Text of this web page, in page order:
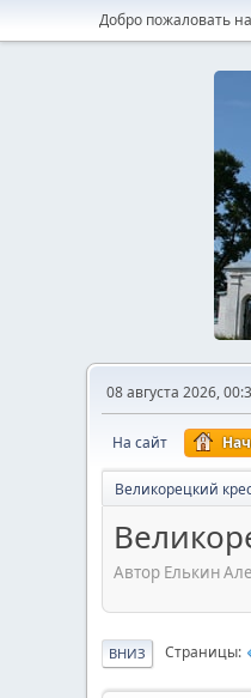
Добро пожаловать на
08 августа 2026,
На сайт
Великорецкий
Автор Елькин
ВНИЗ Страницы